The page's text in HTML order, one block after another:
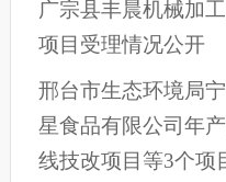
广宗县丰晨机械加
项目受理情况公开
邢台市生态环境局
星食品有限公司年
线技改项目等3个项